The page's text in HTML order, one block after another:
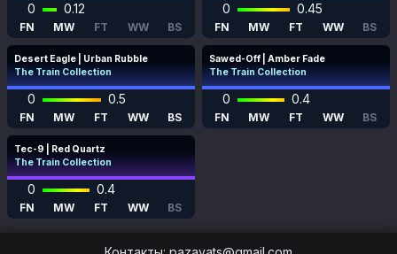
0 0.12
FN MW FT WW BS
0 0.45
FN MW FT WW BS
Desert Eagle | Urban Rubble
The Train Collection
0 0.5
FN MW FT WW BS
Sawed-Off | Amber Fade
The Train Collection
0 0.4
FN MW FT WW BS
Tec-9 | Red Quartz
The Train Collection
0 0.4
FN MW FT WW BS